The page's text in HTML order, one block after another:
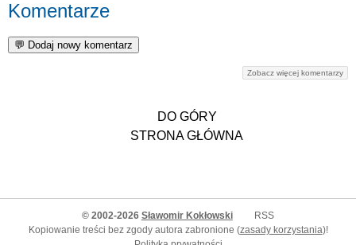
Komentarze
Zobacz więcej komentarzy
DO GÓRY
STRONA GŁÓWNA
© 2002-2026 Sławomir Kokłowski
RSS
Kopiowanie treści bez zgody autora zabronione (zasady korzystania)!